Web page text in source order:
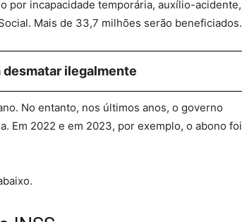
por incapacidade temporária, auxílio-acidente,
Mais de 33,7 milhões serão beneficiados.
desmatar ilegalmente
No entanto, nos últimos anos, o governo
Em 2022 e em 2023, por exemplo, o abono foi